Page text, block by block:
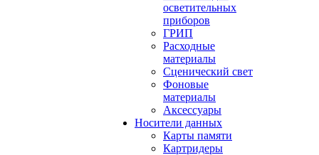
осветительных
приборов
ГРИП
Расходные
материалы
Сценический свет
Фоновые
материалы
Аксессуары
Носители данных
Карты памяти
Картридеры